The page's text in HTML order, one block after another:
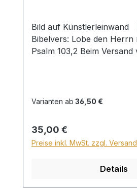
Bild auf Künstlerleinwand
Bibelvers: Lobe den Herrn
Psalm 103,2 Beim
Höhe von 28,99€
Sperrgutzuschlag 30€.
Varianten ab 36,50 €
Regulärer Preis:
35,00 €
Preise inkl. MwSt. zzgl.
Details